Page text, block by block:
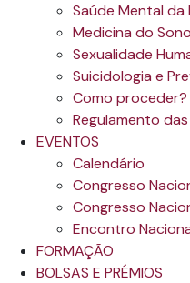
Saúde Mental da
Medicina do Sono
Sexualidade
Suicidologia e
Como proceder?
Regulamento
EVENTOS
Calendário
Congresso
Congresso
Encontro
FORMAÇÃO
BOLSAS E PRÉMIOS